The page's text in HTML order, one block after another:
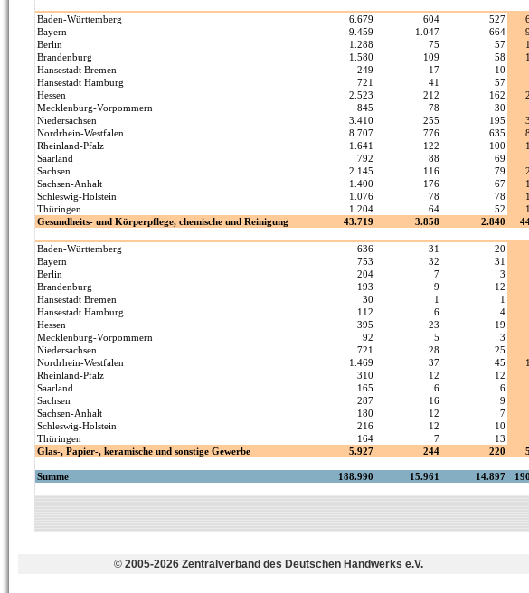
© 2005-2026 Zentralverband des Deutschen Handwerks e.V.